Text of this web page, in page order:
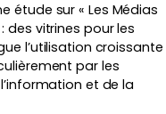
étude sur « Les Médias
des vitrines pour les
l’utilisation croissante
par les
et de la